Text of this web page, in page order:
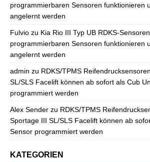
programmierbaren Sensoren funktionieren
angelernt werden
Fulvio zu Kia Rio III Typ UB RDKS-
programmierbaren Sensoren funktionieren
angelernt werden
admin zu RDKS/TPMS
SL/SLS Facelift können ab sofort als Cub
programmiert werden
Alex Sender zu RDKS/TPMS
Sportage III SL/SLS Facelift können ab
Sensor programmiert werden
KATEGORIEN